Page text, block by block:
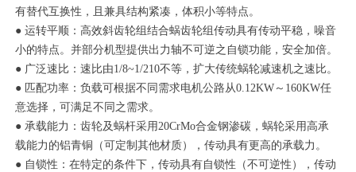
有替代互换性，且兼具结构紧凑，体积小等特点。
● 运转平顺：高效斜齿轮组结合蜗齿轮组传动具有传动平稳，噪音
小的特点。并部分机型提供出力轴不可逆之自锁功能，安全加倍。
● 广泛速比：速比由1/8~1/210不等，扩大传统蜗轮减速机之速比。
● 匹配功率：负载可根据不同需求电机公路从0.12KW～160KW任
意选择，可满足不同之需求。
● 承载能力：齿轮及蜗杆采用20CrMo合金钢渗碳，蜗轮采用高承
载能力的铝青铜（可定制其他材质），传动具有更高的承载力。
● 自锁性：在特定的条件下，传动具有自锁性（不可逆性），传动